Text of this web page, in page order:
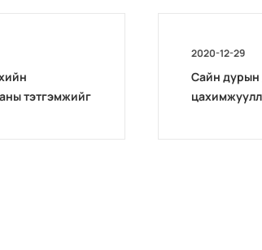
тэтгэмжийг
2020-12-29
Сайн дурын